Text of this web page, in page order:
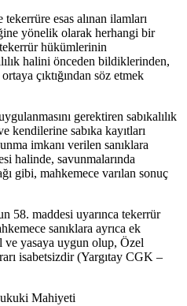
esas alınan ilamları
yönelik olarak herhangi bir
hükümlerinin
halini önceden bildiklerinden,
çıktığından söz etmek
gerektiren sabıkalılık
kendilerine sabıka kayıtları
imkanı verilen sanıklara
halinde, savunmalarında
gibi, mahkemece varılan sonuç
58. maddesi uyarınca tekerrür
sanıklara ayrıca ek
ve yasaya uygun olup, Özel
isabetsizdir (Yargıtay CGK –
Mahiyeti